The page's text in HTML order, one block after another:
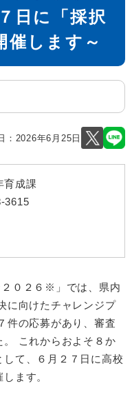
日に「採択
催します～
： 2026年6月25日
育成課
3615
０２６※」では、県内
に向けたチャレンジプ
件の応募があり、審査
これからおよそ８か
て、６月２７日に高校
ます。